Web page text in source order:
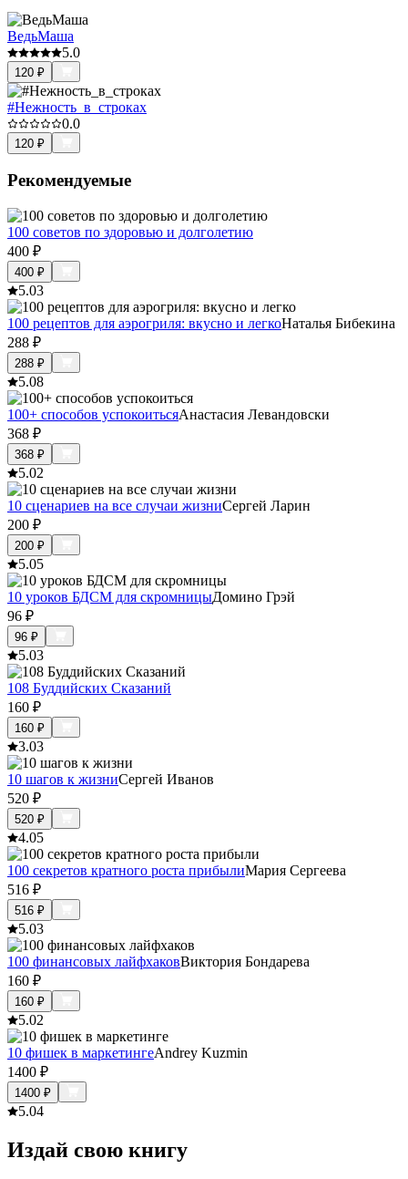
ВедьМаша
5.0
120 ₽
#Нежность_в_строках
0.0
120 ₽
Рекомендуемые
100 советов по здоровью и долголетию
400 ₽
400 ₽
5.03
100 рецептов для аэрогриля: вкусно и легкоНаталья Бибекина
288 ₽
288 ₽
5.08
100+ способов успокоитьсяАнастасия Левандовски
368 ₽
368 ₽
5.02
10 сценариев на все случаи жизниСергей Ларин
200 ₽
200 ₽
5.05
10 уроков БДСМ для скромницыДомино Грэй
96 ₽
96 ₽
5.03
108 Буддийских Сказаний
160 ₽
160 ₽
3.03
10 шагов к жизниСергей Иванов
520 ₽
520 ₽
4.05
100 секретов кратного роста прибылиМария Сергеева
516 ₽
516 ₽
5.03
100 финансовых лайфхаковВиктория Бондарева
160 ₽
160 ₽
5.02
10 фишек в маркетингеAndrey Kuzmin
1400 ₽
1400 ₽
5.04
Издай свою книгу